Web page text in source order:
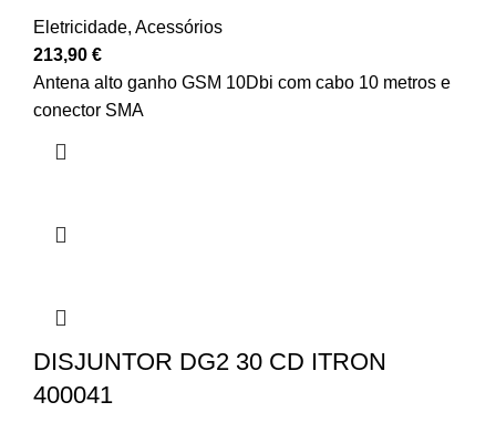
Eletricidade, Acessórios
213,90 €
Antena alto ganho GSM 10Dbi com cabo 10 metros e
conector SMA
DISJUNTOR DG2 30 CD ITRON
400041